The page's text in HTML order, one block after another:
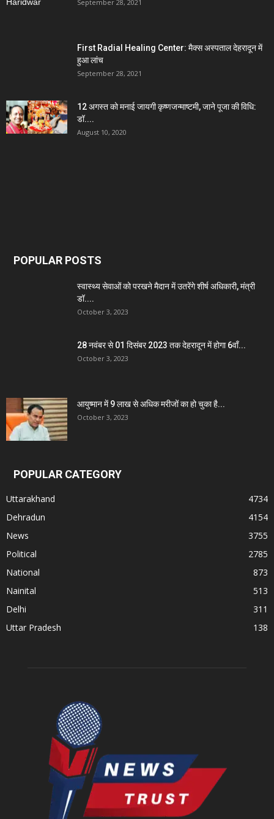
September 28, 2021
First Radial Healing Center: मैक्स अस्पताल देहरादून में
हुआ लांच
September 28, 2021
12 अगस्त को मनाई जायगी कृष्णजन्माष्टमी, जाने पूजा की विधि:
डॉ....
August 10, 2020
POPULAR POSTS
स्वास्थ्य सेवाओं को परखने मैदान में उतरेंगे शीर्ष अधिकारी, मंत्री
डॉ....
October 3, 2023
28 नवंबर से 01 दिसंबर 2023 तक देहरादून में होगा 6वाँ...
October 3, 2023
आयुष्मान में 9 लाख से अधिक मरीजों का हो चुका है...
October 3, 2023
POPULAR CATEGORY
Uttarakhand
4734
Dehradun
4154
News
3755
Political
2785
National
873
Nainital
513
Delhi
311
Uttar Pradesh
138